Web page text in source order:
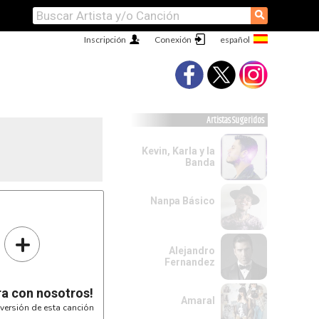
⚲
Conexión
Inscripción
del 3er traste)
+
con nosotros!
de esta canción
Artistas Sugeridos
Kevin, Karla y la
Banda
Nanpa Básico
Alejandro
Fernandez
Amaral